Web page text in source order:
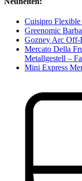
Cuisipro Flexible
Greenomic
Gozney Arc
Mercato Della
Metallgestell –
Mini Express